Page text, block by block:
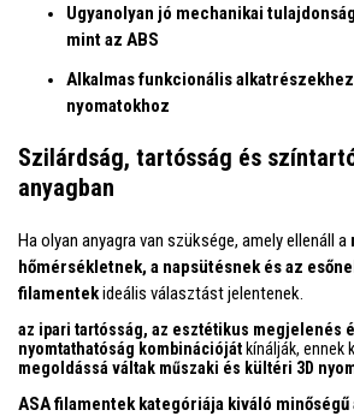
Ugyanolyan jó mechanikai
mint az ABS
Alkalmas funkcionális
nyomatokhoz
Szilárdság, tartósság és
anyagban
Ha olyan anyagra van szüksége, amely ellenáll a
hőmérsékletnek, a napsütésnek és az
filamentekideális választást jelentenek.
az ipari tartósság, az esztétikus megjelenés
nyomtathatóság kombinációját kínálják, ennek
megoldássá váltak műszaki és kültéri 3D
ASA filamentek kategóriája kiváló